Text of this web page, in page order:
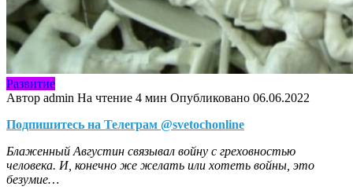
Развитие
Автор admin На чтение 4 мин Опубликовано 06.06.2022
Подпишитесь на Телеграм @svetochonline
Блаженный Августин связывал войну с греховностью
человека. И, конечно же желать или хотеть войны, это
безумие…